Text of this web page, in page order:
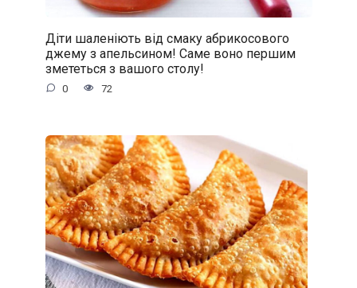
Діти шаленіють від смаку абрикосового
джему з апельсином! Саме воно першим
змететься з вашого столу!
0 72